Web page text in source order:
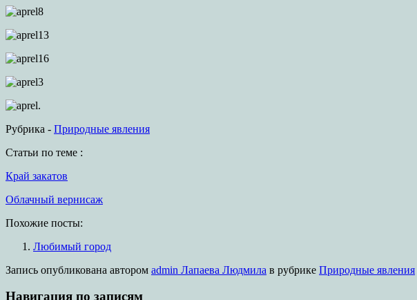
Рубрика - Природные явления
Статьи по теме :
Край закатов
Облачный вернисаж
Похожие посты:
Любимый город
Запись опубликована автором admin Лапаева Людмила в рубрике Природные явления
Навигация по записям